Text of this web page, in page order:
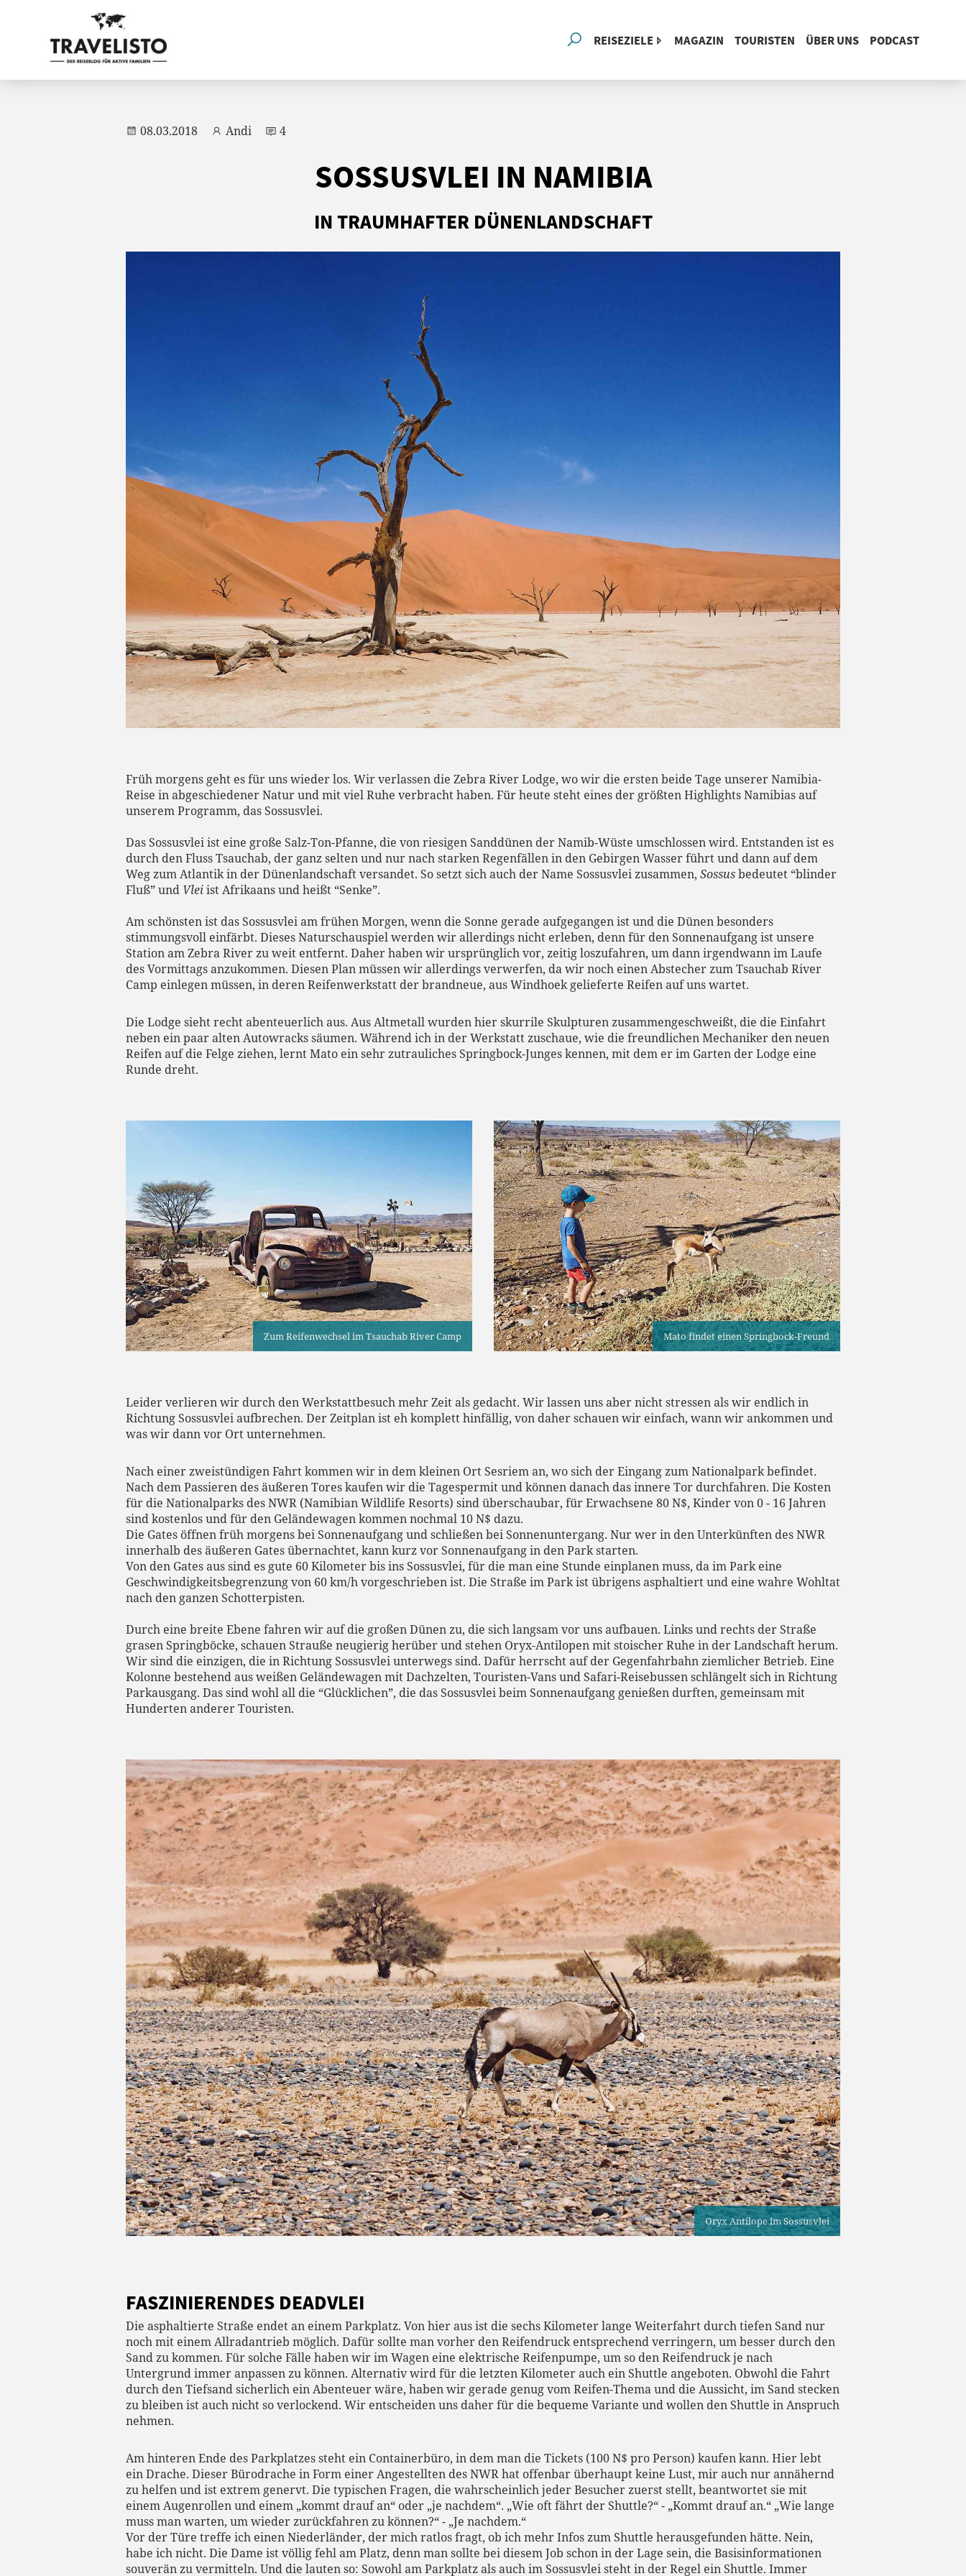
REISEZIELE MAGAZIN TOURISTEN ÜBER UNS PODCAST
08.03.2018 Andi 4
SOSSUSVLEI IN NAMIBIA
IN TRAUMHAFTER DÜNENLANDSCHAFT
Früh morgens geht es für uns wieder los. Wir verlassen die Zebra River Lodge, wo wir die ersten beide Tage unserer Namibia-
Reise in abgeschiedener Natur und mit viel Ruhe verbracht haben. Für heute steht eines der größten Highlights Namibias auf
unserem Programm, das Sossusvlei.
Das Sossusvlei ist eine große Salz-Ton-Pfanne, die von riesigen Sanddünen der Namib-Wüste umschlossen wird. Entstanden ist es
durch den Fluss Tsauchab, der ganz selten und nur nach starken Regenfällen in den Gebirgen Wasser führt und dann auf dem
Weg zum Atlantik in der Dünenlandschaft versandet. So setzt sich auch der Name Sossusvlei zusammen, Sossusbedeutet “blinder
Fluß” und Vleiist Afrikaans und heißt “Senke”.
Am schönsten ist das Sossusvlei am frühen Morgen, wenn die Sonne gerade aufgegangen ist und die Dünen besonders
stimmungsvoll einfärbt. Dieses Naturschauspiel werden wir allerdings nicht erleben, denn für den Sonnenaufgang ist unsere
Station am Zebra River zu weit entfernt. Daher haben wir ursprünglich vor, zeitig loszufahren, um dann irgendwann im Laufe
des Vormittags anzukommen. Diesen Plan müssen wir allerdings verwerfen, da wir noch einen Abstecher zum Tsauchab River
Camp einlegen müssen, in deren Reifenwerkstatt der brandneue, aus Windhoek gelieferte Reifen auf uns wartet.
Die Lodge sieht recht abenteuerlich aus. Aus Altmetall wurden hier skurrile Skulpturen zusammengeschweißt, die die Einfahrt
neben ein paar alten Autowracks säumen. Während ich in der Werkstatt zuschaue, wie die freundlichen Mechaniker den neuen
Reifen auf die Felge ziehen, lernt Mato ein sehr zutrauliches Springbock-Junges kennen, mit dem er im Garten der Lodge eine
Runde dreht.
Zum Reifenwechsel im Tsauchab River Camp Mato findet einen Springbock-Freund
Leider verlieren wir durch den Werkstattbesuch mehr Zeit als gedacht. Wir lassen uns aber nicht stressen als wir endlich in
Richtung Sossusvlei aufbrechen. Der Zeitplan ist eh komplett hinfällig, von daher schauen wir einfach, wann wir ankommen und
was wir dann vor Ort unternehmen.
Nach einer zweistündigen Fahrt kommen wir in dem kleinen Ort Sesriem an, wo sich der Eingang zum Nationalpark befindet.
Nach dem Passieren des äußeren Tores kaufen wir die Tagespermit und können danach das innere Tor durchfahren. Die Kosten
für die Nationalparks des NWR (Namibian Wildlife Resorts) sind überschaubar, für Erwachsene 80 N$, Kinder von 0 - 16 Jahren
sind kostenlos und für den Geländewagen kommen nochmal 10 N$ dazu.
Die Gates öffnen früh morgens bei Sonnenaufgang und schließen bei Sonnenuntergang. Nur wer in den Unterkünften des NWR
innerhalb des äußeren Gates übernachtet, kann kurz vor Sonnenaufgang in den Park starten.
Von den Gates aus sind es gute 60 Kilometer bis ins Sossusvlei, für die man eine Stunde einplanen muss, da im Park eine
Geschwindigkeitsbegrenzung von 60 km/h vorgeschrieben ist. Die Straße im Park ist übrigens asphaltiert und eine wahre Wohltat
nach den ganzen Schotterpisten.
Durch eine breite Ebene fahren wir auf die großen Dünen zu, die sich langsam vor uns aufbauen. Links und rechts der Straße
grasen Springböcke, schauen Strauße neugierig herüber und stehen Oryx-Antilopen mit stoischer Ruhe in der Landschaft herum.
Wir sind die einzigen, die in Richtung Sossusvlei unterwegs sind. Dafür herrscht auf der Gegenfahrbahn ziemlicher Betrieb. Eine
Kolonne bestehend aus weißen Geländewagen mit Dachzelten, Touristen-Vans und Safari-Reisebussen schlängelt sich in Richtung
Parkausgang. Das sind wohl all die “Glücklichen”, die das Sossusvlei beim Sonnenaufgang genießen durften, gemeinsam mit
Hunderten anderer Touristen.
Oryx Antilope im Sossusvlei
FASZINIERENDES DEADVLEI
Die asphaltierte Straße endet an einem Parkplatz. Von hier aus ist die sechs Kilometer lange Weiterfahrt durch tiefen Sand nur
noch mit einem Allradantrieb möglich. Dafür sollte man vorher den Reifendruck entsprechend verringern, um besser durch den
Sand zu kommen. Für solche Fälle haben wir im Wagen eine elektrische Reifenpumpe, um so den Reifendruck je nach
Untergrund immer anpassen zu können. Alternativ wird für die letzten Kilometer auch ein Shuttle angeboten. Obwohl die Fahrt
durch den Tiefsand sicherlich ein Abenteuer wäre, haben wir gerade genug vom Reifen-Thema und die Aussicht, im Sand stecken
zu bleiben ist auch nicht so verlockend. Wir entscheiden uns daher für die bequeme Variante und wollen den Shuttle in Anspruch
nehmen.
Am hinteren Ende des Parkplatzes steht ein Containerbüro, in dem man die Tickets (100 N$ pro Person) kaufen kann. Hier lebt
ein Drache. Dieser Bürodrache in Form einer Angestellten des NWR hat offenbar überhaupt keine Lust, mir auch nur annähernd
zu helfen und ist extrem genervt. Die typischen Fragen, die wahrscheinlich jeder Besucher zuerst stellt, beantwortet sie mit
einem Augenrollen und einem „kommt drauf an“ oder „je nachdem“. „Wie oft fährt der Shuttle?“ - „Kommt drauf an.“ „Wie lange
muss man warten, um wieder zurückfahren zu können?“ - „Je nachdem.“
Vor der Türe treffe ich einen Niederländer, der mich ratlos fragt, ob ich mehr Infos zum Shuttle herausgefunden hätte. Nein,
habe ich nicht. Die Dame ist völlig fehl am Platz, denn man sollte bei diesem Job schon in der Lage sein, die Basisinformationen
souverän zu vermitteln. Und die lauten so: Sowohl am Parkplatz als auch im Sossusvlei steht in der Regel ein Shuttle. Immer